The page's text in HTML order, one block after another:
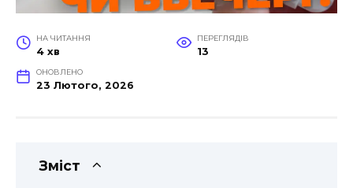
НА ЧИТАННЯ
4 хв
ПЕРЕГЛЯДІВ
13
ОНОВЛЕНО
23 Лютого, 2026
Зміст